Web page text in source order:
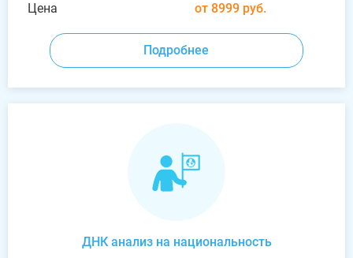
Цена
от 8999 руб.
Подробнее
ДНК анализ на национальность